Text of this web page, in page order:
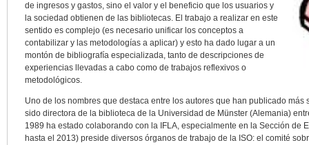
de ingresos y gastos, sino el valor y el beneficio que los usuarios y
la sociedad obtienen de las bibliotecas. El trabajo a realizar en este
sentido es complejo (es necesario unificar los conceptos a
contabilizar y las metodologías a aplicar) y esto ha dado lugar a un
montón de bibliografía especializada, tanto de descripciones de
experiencias llevadas a cabo como de trabajos reflexivos o
metodológicos.
Uno de los nombres que destaca entre los autores que han publicado
sido directora de la biblioteca de la Universidad de Münster (Alemania)
1989 ha estado colaborando con la IFLA, especialmente en la Sección de
hasta el 2013) preside diversos órganos de trabajo de la ISO: el comité